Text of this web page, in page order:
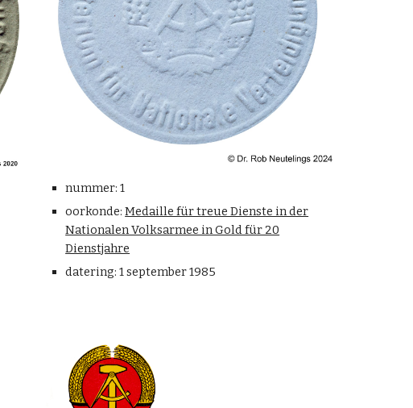
nummer: 1
oorkonde:Medaille für treue Dienste in der
Nationalen Volksarmee in Gold für 20
Dienstjahre
datering: 1september1985